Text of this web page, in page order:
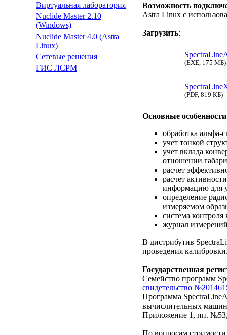
Виртуальная лаборатория
Nuclide Master 2.10
(Windows)
Nuclide Master 4.0 (Astra
Linux)
Сетевые решения
ГИС ЛСРМ
Возможность
Astra Linux с
Загрузить:
(EXE, 175 МБ)
(PDF, 819 КБ)
Основные особенности
обработка альфа-
учет тонкой
учет вклада
отношении
расчет
расчет
информацию для
определение
измеряемом
система контроля
журнал
В дистрибутив
проведения
Государственная
Семейство программ
свидетельство
Программа
вычислительных
Приложение 1, пп.